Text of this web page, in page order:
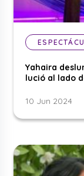
Yahaira
lució al lado
10 Jun 2024